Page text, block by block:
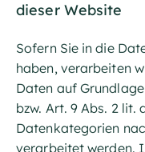
dieser Website
Sofern Sie in die
haben, verarbeiten
Daten auf
bzw. Art. 9 Abs. 2 lit.
Datenkategorien
verarbeitet werden.